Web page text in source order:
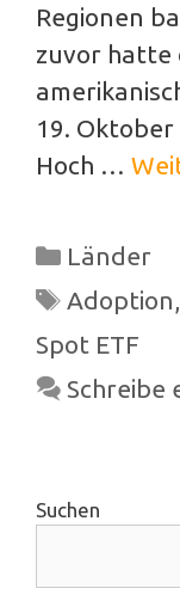
Regionen
zuvor hatte
19.
Hoch …
Kategorien
Länder
Adoption,
Spot ETF
Schreibe
Suchen